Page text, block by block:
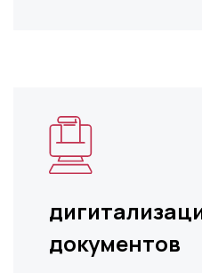
документов